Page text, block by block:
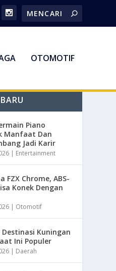
OTOMOTIF
Piano
Manfaat Dan
Jadi Karir
| Entertainment
FZX Chrome, ABS-
Konek Dengan
| Otomotif
Kuningan
Ini Populer
| Daerah